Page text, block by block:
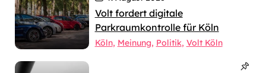
Volt fordert digitale
Parkraumkontrolle für Köln
Köln Meinung Politik Volt Köln